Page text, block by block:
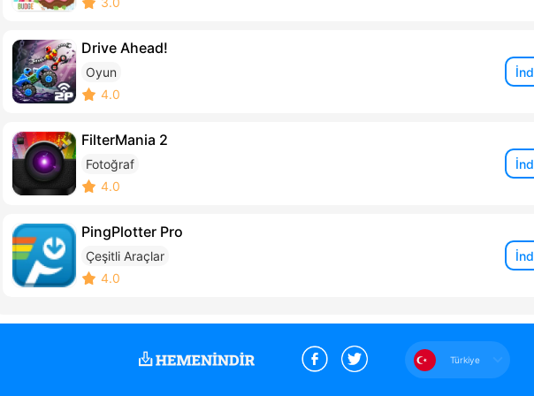
Drive Ahead!
Oyun
4.0
FilterMania 2
Fotoğraf
4.0
PingPlotter Pro
Çeşitli Araçlar
4.0
Türkiye